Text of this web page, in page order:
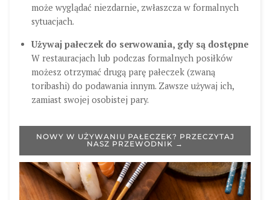
może wyglądać niezdarnie, zwłaszcza w formalnych
sytuacjach.
Używaj pałeczek do serwowania, gdy są dostępne
W restauracjach lub podczas formalnych posiłków
możesz otrzymać drugą parę pałeczek (zwaną
toribashi) do podawania innym. Zawsze używaj ich,
zamiast swojej osobistej pary.
NOWY W UŻYWANIU PAŁECZEK? PRZECZYTAJ
NASZ PRZEWODNIK →